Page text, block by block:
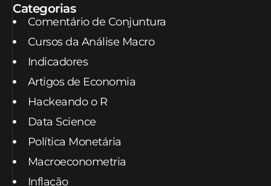
Categorias
Comentário de Conjuntura
Cursos da Análise Macro
Indicadores
Artigos de Economia
Hackeando o R
Data Science
Política Monetária
Macroeconometria
Inflação